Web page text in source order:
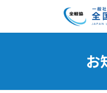
ン
ー
お